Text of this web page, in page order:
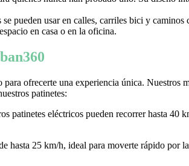
pueden usar en calles, carriles bici y
en casa o en la oficina.
ofrecerte una experiencia única. Nuestros
patinetes:
patinetes eléctricos pueden recorrer hasta
hasta 25 km/h, ideal para moverte rápido por